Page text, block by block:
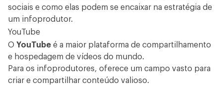
sociais e como elas podem se encaixar na estratégia de
um infoprodutor.
YouTube
O YouTube é a maior plataforma de compartilhamento
e hospedagem de vídeos do mundo.
Para os infoprodutores, oferece um campo vasto para
criar e compartilhar conteúdo valioso.